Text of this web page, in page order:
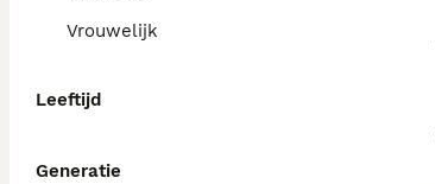
Vrouwelijk
Leeftijd
Generatie